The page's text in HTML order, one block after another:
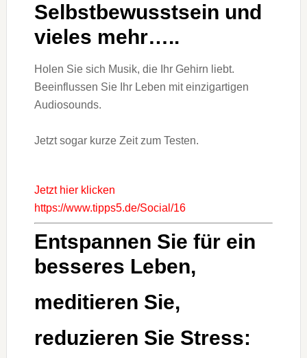
Selbstbewusstsein und
vieles mehr…..
Holen Sie sich Musik, die Ihr Gehirn liebt.
Beeinflussen Sie Ihr Leben mit einzigartigen
Audiosounds.
Jetzt sogar kurze Zeit zum Testen.
Jetzt hier klicken
https://www.tipps5.de/Social/16
Entspannen Sie für ein
besseres Leben,
meditieren Sie,
reduzieren Sie Stress: